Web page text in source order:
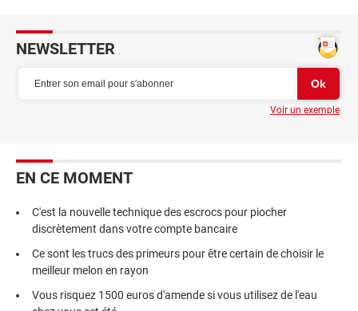
NEWSLETTER
Voir un exemple
EN CE MOMENT
C'est la nouvelle technique des escrocs pour piocher
discrètement dans votre compte bancaire
Ce sont les trucs des primeurs pour être certain de choisir le
meilleur melon en rayon
Vous risquez 1500 euros d'amende si vous utilisez de l'eau